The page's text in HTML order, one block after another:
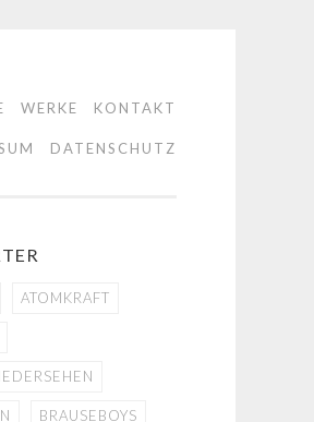
WERKE KONTAKT
DATENSCHUTZ
ATOMKRAFT
BRAUSEBOYS